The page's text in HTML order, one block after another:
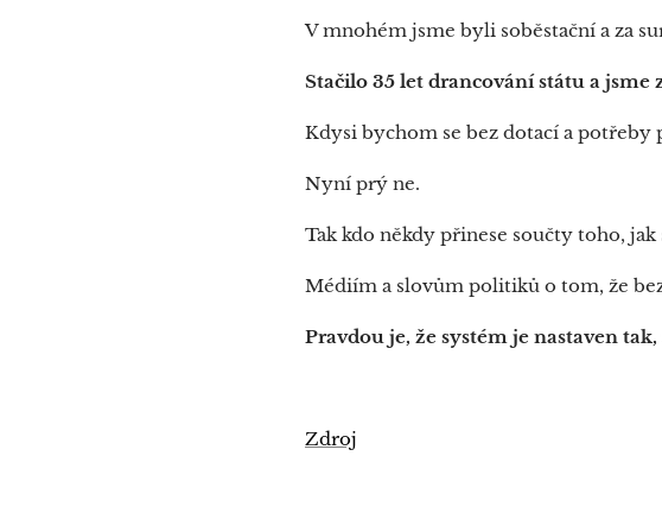
V mnohém jsme byli soběstační a za
Stačilo 35 let drancování státu a
Kdysi bychom se bez dotací a potřeby
Nyní prý ne.
Tak kdo někdy přinese součty toho, jak
Médiím a slovům politiků o tom, že
Pravdou je, že systém je nastaven
Zdroj